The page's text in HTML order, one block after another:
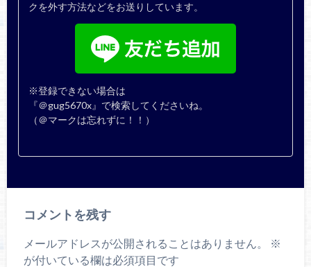
クを外す方法などをお送りしています。
※登録できない場合は
『＠gug5670x』で検索してくださいね。
（＠マークは忘れずに！！）
コメントを残す
メールアドレスが公開されることはありません。
※
が付いている欄は必須項目です